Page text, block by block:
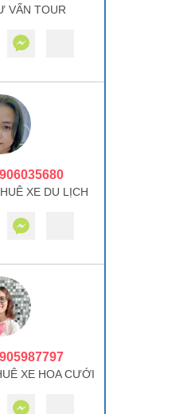
VẤN TOUR
XE DU LỊCH
XE HOA CƯỚI